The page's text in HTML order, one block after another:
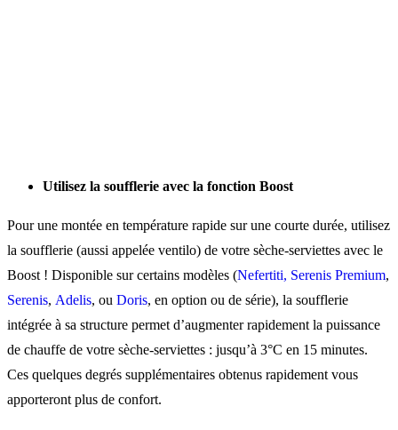
Utilisez la soufflerie avec la fonction Boost
Pour une montée en température rapide sur une courte durée, utilisez
la soufflerie (aussi appelée ventilo) de votre sèche-serviettes avec le
Boost ! Disponible sur certains modèles (Nefertiti, Serenis Premium,
Serenis, Adelis, ou Doris, en option ou de série), la soufflerie
intégrée à sa structure permet d’augmenter rapidement la puissance
de chauffe de votre sèche-serviettes : jusqu’à 3°C en 15 minutes.
Ces quelques degrés supplémentaires obtenus rapidement vous
apporteront plus de confort.